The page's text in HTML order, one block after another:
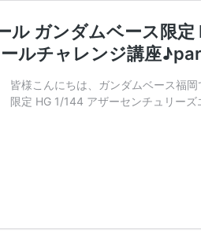
ル ガンダムベース限
ールチャレンジ講座
皆様こんにちは、ガンダムベース福
限定 HG 1/144 アザーセンチュリー